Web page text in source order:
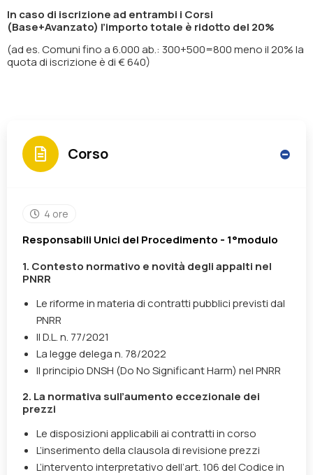
In caso di iscrizione ad entrambi i Corsi
(Base+Avanzato) l’importo totale è ridotto del 20%
(ad es. Comuni fino a 6.000 ab.: 300+500=800 meno il 20% la
quota di iscrizione è di € 640)
Corso
4 ore
Responsabili Unici del Procedimento - 1°modulo
1. Contesto normativo e novità degli appalti nel
PNRR
Le riforme in materia di contratti pubblici previsti dal
PNRR
Il D.L. n. 77/2021
La legge delega n. 78/2022
Il principioDNSH (Do No Significant Harm) nel PNRR
2. La normativa sull’aumento eccezionale dei
prezzi
Le disposizioni applicabili ai contratti in corso
L’inserimento della clausola di revisione prezzi
L’intervento interpretativo dell’art. 106 del Codice in